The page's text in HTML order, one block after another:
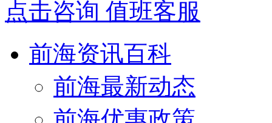
点击咨询 值班客服
前海资讯百科
前海最新动态